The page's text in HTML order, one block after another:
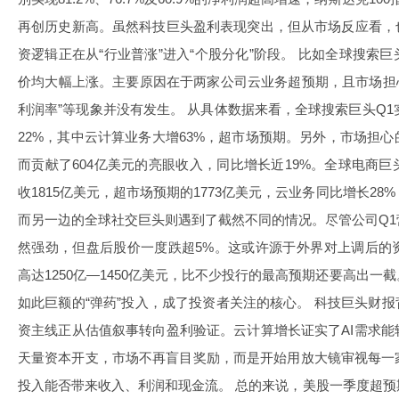
再创历史新高。虽然科技巨头盈利表现突出，但从市场反应看
资逻辑正在从“行业普涨”进入“个股分化”阶段。 比如全球搜索
价均大幅上涨。主要原因在于两家公司云业务超预期，且市场担
利润率”等现象并没有发生。 从具体数据来看，全球搜索巨头
22%，其中云计算业务大增63%，超市场预期。另外，市场担
而贡献了604亿美元的亮眼收入，同比增长近19%。全球电商
收1815亿美元，超市场预期的1773亿美元，云业务同比增长
而另一边的全球社交巨头则遇到了截然不同的情况。尽管公司
然强劲，但盘后股价一度跌超5%。这或许源于外界对上调后
高达1250亿—1450亿美元，比不少投行的最高预期还要高出一
如此巨额的“弹药”投入，成了投资者关注的核心。 科技巨头财
资主线正从估值叙事转向盈利验证。云计算增长证实了AI需求
天量资本开支，市场不再盲目奖励，而是开始用放大镜审视每
投入能否带来收入、利润和现金流。 总的来说，美股一季度超